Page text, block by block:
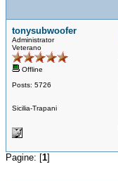
tonysubwoofer
Administrator
Veterano
Offline
Posts: 5726
Sicilia-Trapani
Pagine: [1]